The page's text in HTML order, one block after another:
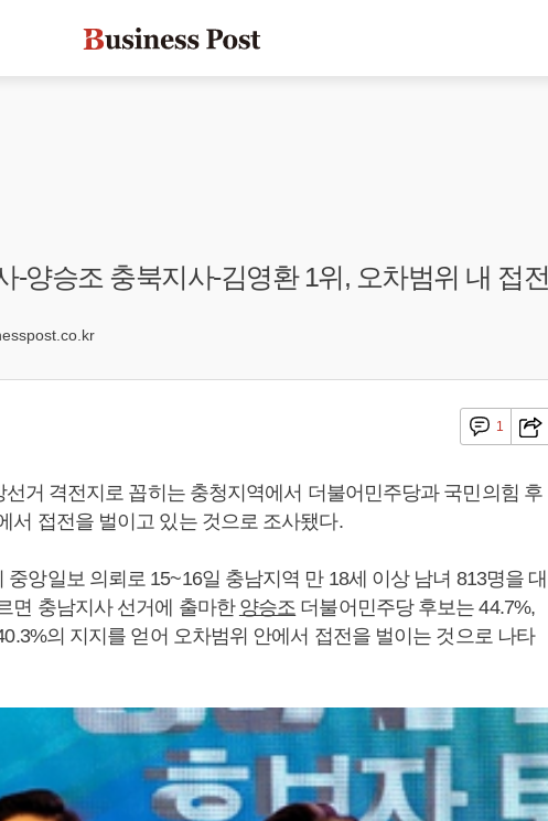
-양승조 충북지사-김영환 1위, 오차범위 내 접전
1
선거 격전지로 꼽히는 충청지역에서 더불어민주당과 국민의힘 후
서 접전을 벌이고 있는 것으로 조사됐다.
앙일보 의뢰로 15~16일 충남지역 만 18세 이상 남녀 813명을 대
면 충남지사 선거에 출마한 양승조 더불어민주당 후보는 44.7%,
의 지지를 얻어 오차범위 안에서 접전을 벌이는 것으로 나타